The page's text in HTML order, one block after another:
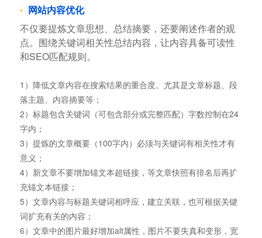
网站内容优化
不仅要提炼文章思想、总结摘要，还要阐述作者的观
点。围绕关键词相关性总结内容，让内容具备可读性
和SEO匹配规则。
1）降低文章内容在搜索结果的重合度。尤其是文章标题、段
落主题、内容摘要等；
2）标题包含关键词（可包含部分或完整匹配）字数控制在24
字内；
3）提炼的文章概要（100字内）必须与关键词有相关性才有
意义；
4）新文章不要增加锚文本超链接，等文章快照有排名后再扩
充锚文本链接；
5）文章内容与标题关键词相呼应，建立关联，也可根据关键
词扩充有关的内容；
6）文章中的图片最好增加alt属性，图片不要失真和变形，宽